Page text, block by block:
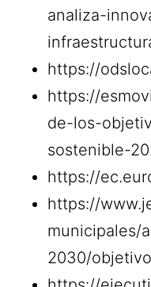
analiza-
https://
https://
de-los-
sostenible-
https://
https://
municipales/
2030/